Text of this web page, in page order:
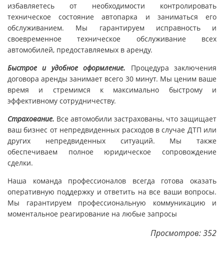
избавляетесь от необходимости контролировать
техническое состояние автопарка и заниматься его
обслуживанием. Мы гарантируем исправность и
своевременное техническое обслуживание всех
автомобилей, предоставляемых в аренду.
Быстрое и удобное оформление. Процедура заключения
договора аренды занимает всего 30 минут. Мы ценим ваше
время и стремимся к максимально быстрому и
эффективному сотрудничеству.
Страхование. Все автомобили застрахованы, что защищает
ваш бизнес от непредвиденных расходов в случае ДТП или
других непредвиденных ситуаций. Мы также
обеспечиваем полное юридическое сопровождение
сделки.
Наша команда профессионалов всегда готова оказать
оперативную поддержку и ответить на все ваши вопросы.
Мы гарантируем профессиональную коммуникацию и
моментальное реагирование на любые запросы
Просмотров: 352